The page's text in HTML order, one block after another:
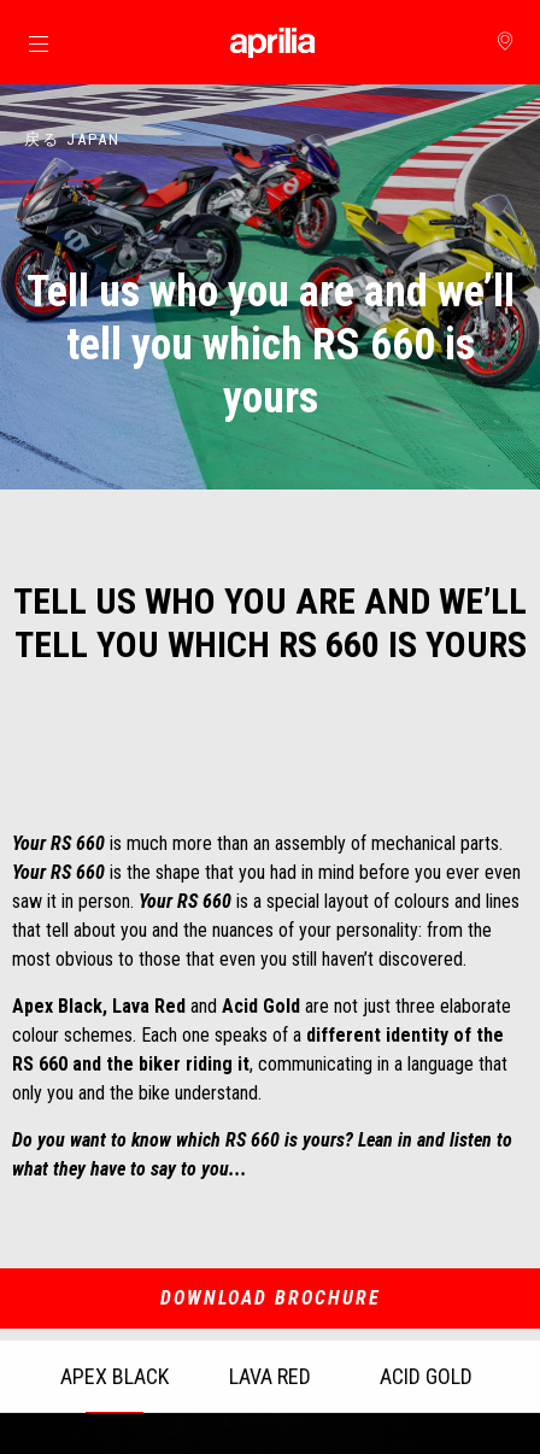
メインコンテンツへ
戻る JAPAN
Tell us who you are and we’ll
tell you which RS 660 is
yours
TELL US WHO YOU ARE AND WE’LL
TELL YOU WHICH RS 660 IS YOURS
Your RS 660is much more than an assembly of mechanical parts.
Your RS 660is the shape that you had in mind before you ever even
saw it in person. Your RS 660is a special layout of colours and lines
that tell about you and the nuances of your personality: from the
most obvious to those that even you still haven’t discovered.
Apex Black, Lava Red and Acid Goldare not just three elaborate
colour schemes. Each one speaks of a different identity of the
RS 660 and the biker riding it, communicating in a language that
only you and the bike understand.
Do you want to know which RS 660 is yours? Lean in and listen to
what they have to say to you...
DOWNLOAD BROCHURE
APEX BLACK LAVA RED ACID GOLD
Item